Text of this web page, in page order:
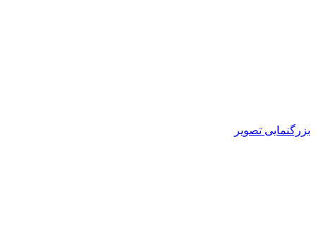
بزرگنمایی تصویر